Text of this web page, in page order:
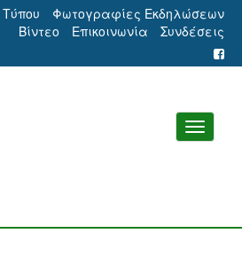
Φωτογραφίες Εκδηλώσεων
Βίντεο
Επικοινωνία Συνδέσεις